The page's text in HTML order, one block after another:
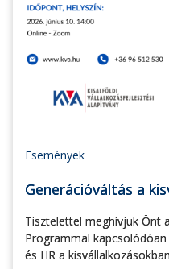
Események
Generációváltás a
Tisztelettel meghívjuk Önt
Programmal
és HR a